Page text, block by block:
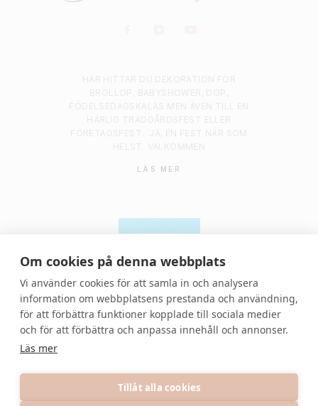
LÄS MER
© 2021 Denvackrafesten | All rights reserved.
Om cookies på denna webbplats
Vi använder cookies för att samla in och analysera
information om webbplatsens prestanda och användning,
för att förbättra funktioner kopplade till sociala medier
och för att förbättra och anpassa innehåll och annonser.
Läs mer
Tillåt alla cookies